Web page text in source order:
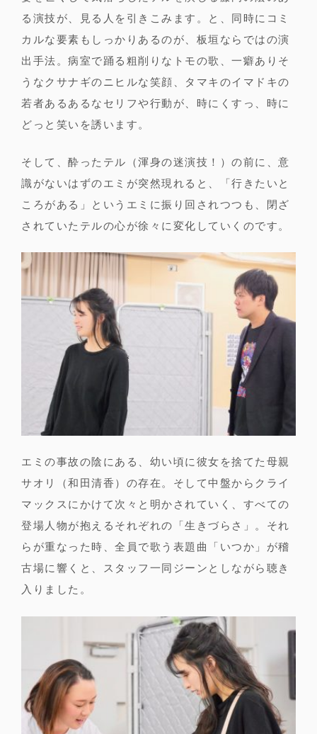
る演技が、見る人を引きこみます。と、同時にコミ
カルな要素もしっかりあるのが、板垣ならではの演
出手法。病室で踊る粗削りなトモの歌、一癖ありそ
うなクサナギのニヒルな笑顔、タマキのイマドキの
若者あるあるなセリフや行動が、時にくすっ、時に
どっと笑いを誘います。
そして、酔ったテル（渾身の迷演技！）の前に、意
識がないはずのエミが突然現れると、「行きたいと
ころがある」というエミに振り回されつつも、閉ざ
されていたテルの心が徐々に変化していくのです。
エミの事故の陰にある、幼い頃に彼女を捨てた母親
サオリ（和田清香）の存在。そして中盤からクライ
マックスにかけて次々と明かされていく、すべての
登場人物が抱えるそれぞれの「生きづらさ」。それ
らが重なった時、全員で歌う表題曲「いつか」が稽
古場に響くと、スタッフ一同ジーンとしながら聴き
入りました。